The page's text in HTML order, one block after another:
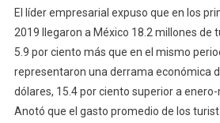
El líder empresarial expuso que en los
2019 llegaron a México 18.2 millones de
5.9 por ciento más que en el mismo
representaron una derrama económica
dólares, 15.4 por ciento superior a
Anotó que el gasto promedio de los